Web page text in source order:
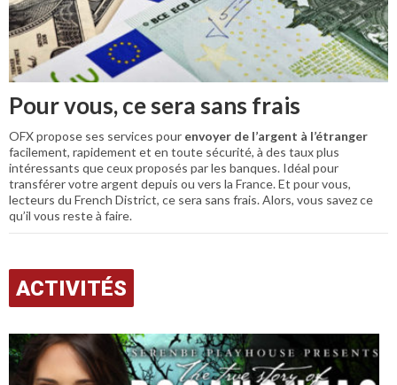
Pour vous, ce sera sans frais
OFX propose ses services pour envoyer de l’argent à l’étranger
facilement, rapidement et en toute sécurité, à des taux plus
intéressants que ceux proposés par les banques. Idéal pour
transférer votre argent depuis ou vers la France. Et pour vous,
lecteurs du French District, ce sera sans frais. Alors, vous savez ce
qu’il vous reste à faire.
ACTIVITÉS